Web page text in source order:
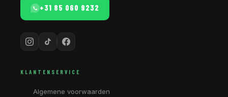
+31 85 060 9232
KLANTENSERVICE
Algemene voorwaarden